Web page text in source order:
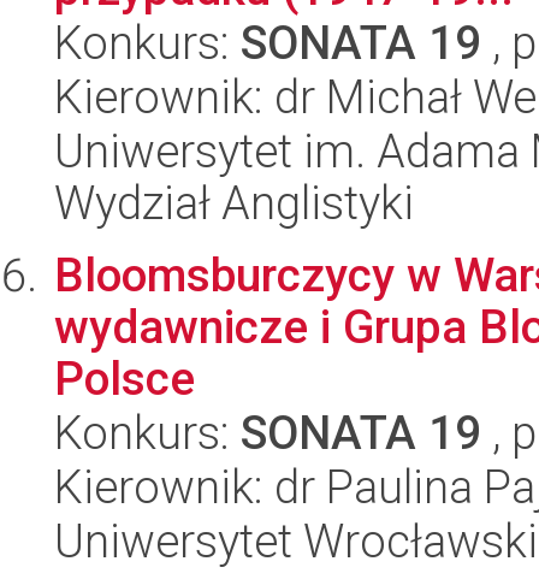
Konkurs: SONATA 19 ,
Kierownik: dr Michał
Uniwersytet im.
Wydział Anglistyki
Bloomsburczycy w
wydawnicze i Grupa
Polsce
Konkurs: SONATA 19 ,
Kierownik: dr Paulina
Uniwersytet